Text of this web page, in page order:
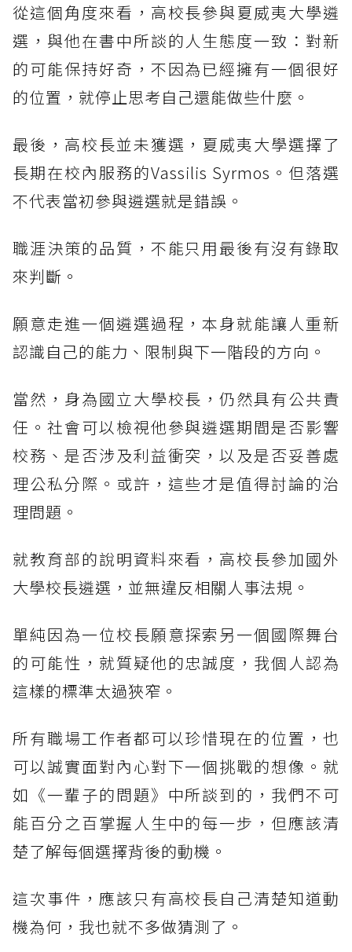
從這個角度來看，高校長參與夏威夷大學遴
選，與他在書中所談的人生態度一致：對新
的可能保持好奇，不因為已經擁有一個很好
的位置，就停止思考自己還能做些什麼。
最後，高校長並未獲選，夏威夷大學選擇了
長期在校內服務的Vassilis Syrmos。但落選
不代表當初參與遴選就是錯誤。
職涯決策的品質，不能只用最後有沒有錄取
來判斷。
願意走進一個遴選過程，本身就能讓人重新
認識自己的能力、限制與下一階段的方向。
當然，身為國立大學校長，仍然具有公共責
任。社會可以檢視他參與遴選期間是否影響
校務、是否涉及利益衝突，以及是否妥善處
理公私分際。或許，這些才是值得討論的治
理問題。
就教育部的說明資料來看，高校長參加國外
大學校長遴選，並無違反相關人事法規。
單純因為一位校長願意探索另一個國際舞台
的可能性，就質疑他的忠誠度，我個人認為
這樣的標準太過狹窄。
所有職場工作者都可以珍惜現在的位置，也
可以誠實面對內心對下一個挑戰的想像。就
如《一輩子的問題》中所談到的，我們不可
能百分之百掌握人生中的每一步，但應該清
楚了解每個選擇背後的動機。
這次事件，應該只有高校長自己清楚知道動
機為何，我也就不多做猜測了。